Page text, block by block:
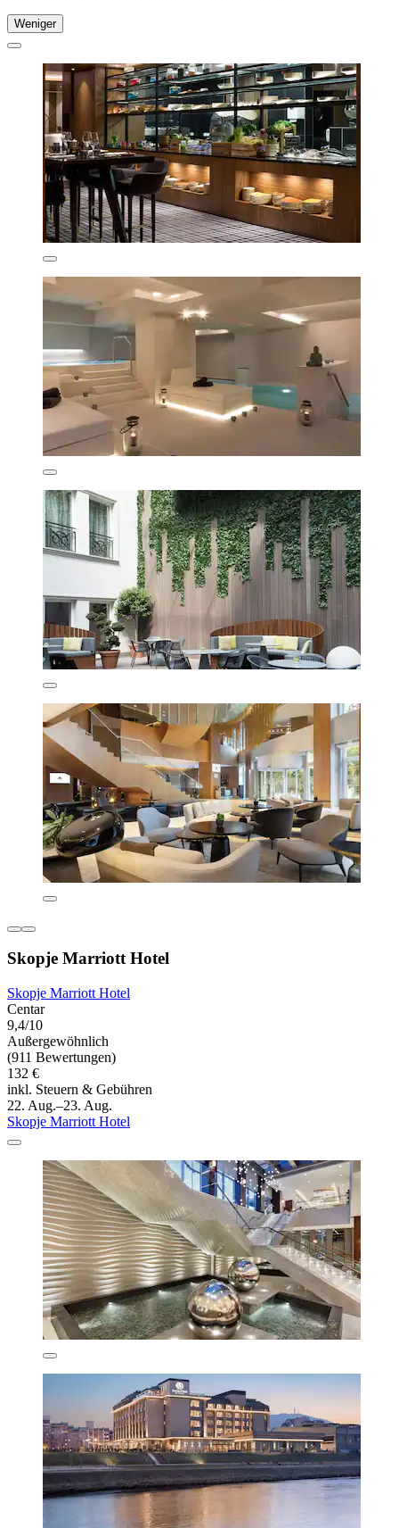
Weniger
Skopje Marriott Hotel
Skopje Marriott Hotel
Centar
9,4/10
Außergewöhnlich
(911 Bewertungen)
132 €
inkl. Steuern & Gebühren
22. Aug.–23. Aug.
Skopje Marriott Hotel